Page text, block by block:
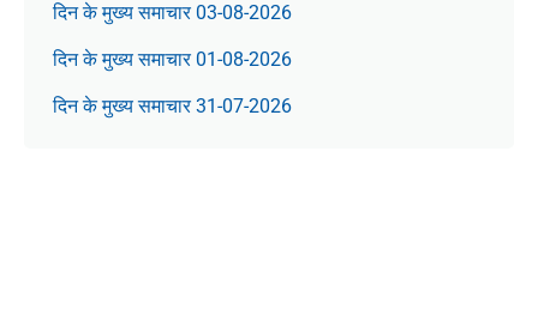
दिन के मुख्य समाचार 03-08-2026
दिन के मुख्य समाचार 01-08-2026
दिन के मुख्य समाचार 31-07-2026